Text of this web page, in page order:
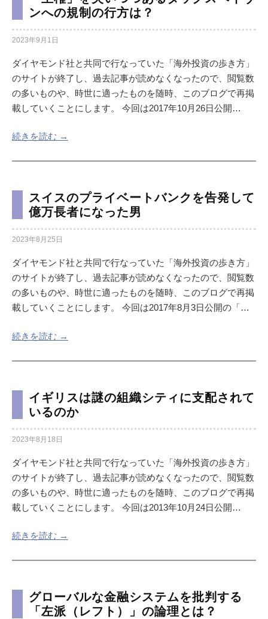
ンへの規制の行方は？
2023年9月1日
ダイヤモンド社と共同で行なっていた「海外投資の歩き方」
のサイトが終了し、過去記事が読めなくなったので、閲覧数
の多いものや、時世に適ったものを随時、このブログで再掲
載していくことにします。 今回は2017年10月26日公開…
続きを読む →
スイスのプライベートバンクを告発して
億万長者になった男
2023年8月25日
ダイヤモンド社と共同で行なっていた「海外投資の歩き方」
のサイトが終了し、過去記事が読めなくなったので、閲覧数
の多いものや、時世に適ったものを随時、このブログで再掲
載していくことにします。 今回は2017年8月3日公開の「…
続きを読む →
イギリスは謎の組織シティに支配されて
いるのか
2023年8月18日
ダイヤモンド社と共同で行なっていた「海外投資の歩き方」
のサイトが終了し、過去記事が読めなくなったので、閲覧数
の多いものや、時世に適ったものを随時、このブログで再掲
載していくことにします。 今回は2013年10月24日公開…
続きを読む →
グローバルな金融システムを批判する
「左派（レフト）」の論理とは？